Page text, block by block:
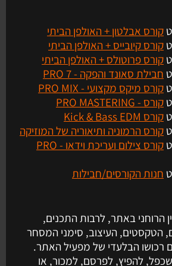
קורס אבלטון + האולפן הביתי
קורס קיובייס + האולפן הביתי
קורס פרוטולס + האולפן הביתי
חבילת סאונד והפקה - PRO 7
קורס מיקס מקצועי - PRO MIX
קורס - PRO MASTERING
קורס Kick & Bass EDM
קורס הרמוניה ותיאוריה של המוזיקה
קורס צילום ועריכת וידאו - PRO
חנות הקורסים/חבילות
הרוחני באתר, לרבות התכנים,
הטקסטים, העיצוב, סימני המסחר
רכושו הבלעדי של מפעיל האתר.
לשכפל, להפיץ, לפרסם, למכור, או